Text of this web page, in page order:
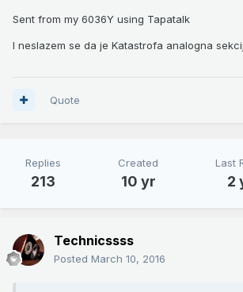
Sent from my 6036Y using Tapatalk
I neslazem se da je Katastrofa analogna
Quote
Replies
213
Created
10 yr
Last
2
Technicssss
Posted March 10, 2016